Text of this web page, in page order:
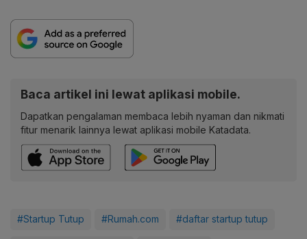
Baca artikel ini lewat aplikasi mobile.
Dapatkan pengalaman membaca lebih nyaman dan nikmati
fitur menarik lainnya lewat aplikasi mobile Katadata.
#Startup Tutup #Rumah.com #daftar startup tutup